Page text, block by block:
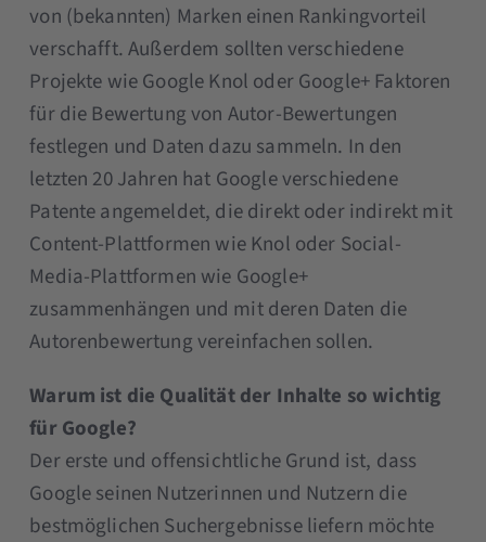
von (bekannten) Marken einen Rankingvorteil
verschafft. Außerdem sollten verschiedene
Projekte wie Google Knol oder Google+ Faktoren
für die Bewertung von Autor-Bewertungen
festlegen und Daten dazu sammeln. In den
letzten 20 Jahren hat Google verschiedene
Patente angemeldet, die direkt oder indirekt mit
Content-Plattformen wie Knol oder Social-
Media-Plattformen wie Google+
zusammenhängen und mit deren Daten die
Autorenbewertung vereinfachen sollen.
Warum ist die Qualität der Inhalte so wichtig
für Google?
Der erste und offensichtliche Grund ist, dass
Google seinen Nutzerinnen und Nutzern die
bestmöglichen Suchergebnisse liefern möchte